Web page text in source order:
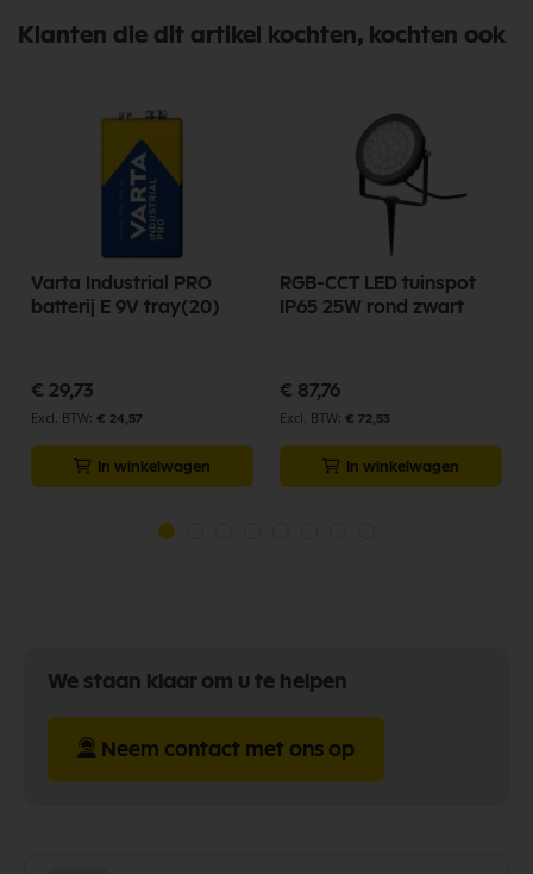
Klanten die dit artikel kochten, kochten ook
Varta Industrial PRO
batterij E 9V tray(20)
€ 29,73
€ 24,57
In winkelwagen
RGB-CCT LED tuinspot
IP65 25W rond zwart
€ 87,76
€ 72,53
In winkelwagen
We staan klaar om u te helpen
Neem contact met ons op